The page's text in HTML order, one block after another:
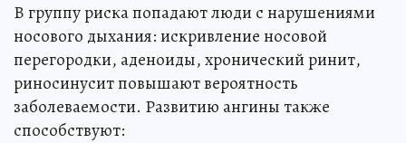
В группу риска попадают люди с нарушениями
носового дыхания: искривление носовой
перегородки, аденоиды, хронический ринит,
риносинусит повышают вероятность
заболеваемости. Развитию ангины также
способствуют: